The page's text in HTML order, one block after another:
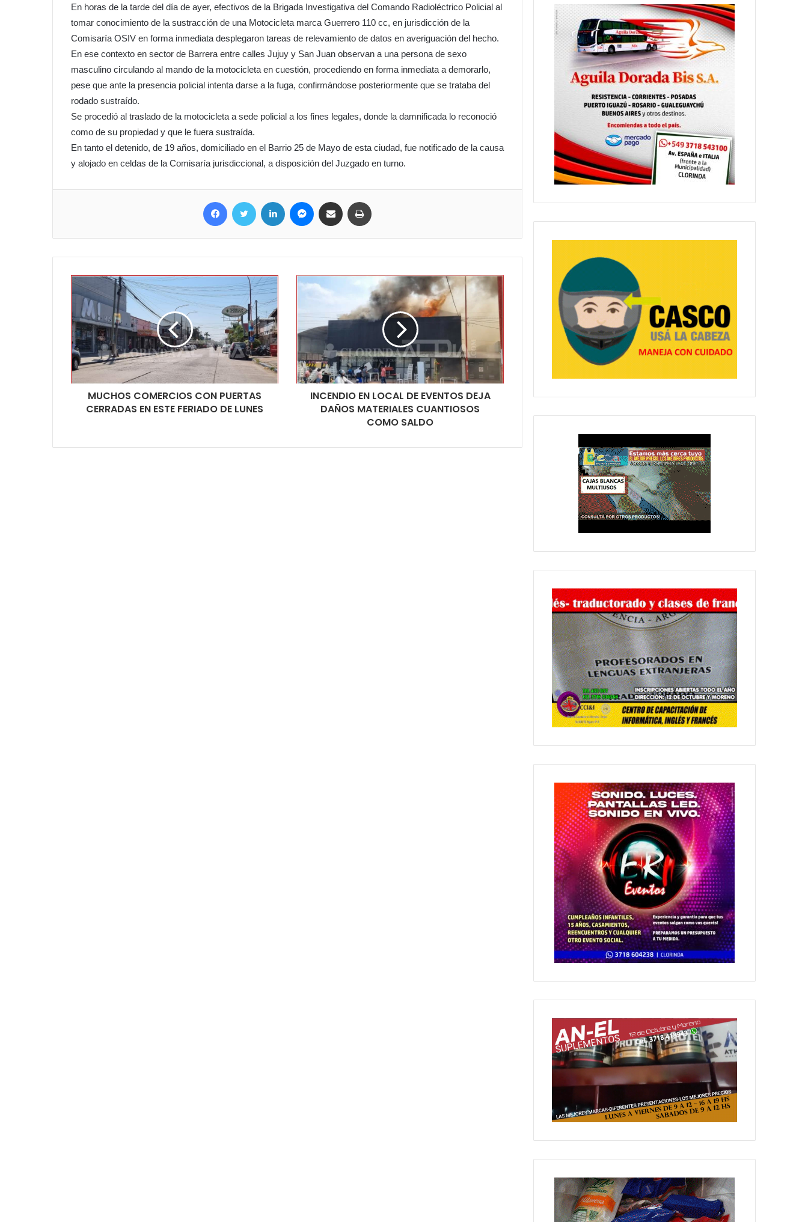
En horas de la tarde del día de ayer, efectivos de la Brigada Investigativa del Comando Radioléctrico Policial al
tomar conocimiento de la sustracción de una Motocicleta marca Guerrero 110 cc, en jurisdicción de la
Comisaría OSIV en forma inmediata desplegaron tareas de relevamiento de datos en averiguación del hecho.
En ese contexto en sector de Barrera entre calles Jujuy y San Juan observan a una persona de sexo
masculino circulando al mando de la motocicleta en cuestión, procediendo en forma inmediata a demorarlo,
pese que ante la presencia policial intenta darse a la fuga, confirmándose posteriormente que se trataba del
rodado sustraído.
Se procedió al traslado de la motocicleta a sede policial a los fines legales, donde la damnificada lo reconoció
como de su propiedad y que le fuera sustraída.
En tanto el detenido, de 19 años, domiciliado en el Barrio 25 de Mayo de esta ciudad, fue notificado de la causa
y alojado en celdas de la Comisaría jurisdiccional, a disposición del Juzgado en turno.
Facebook Twitter LinkedIn MessengerCompartir por correo electrónico
MUCHOS COMERCIOS CON PUERTAS
CERRADAS EN ESTE FERIADO DE LUNES
INCENDIO EN LOCAL DE EVENTOS DEJA
DAÑOS MATERIALES CUANTIOSOS
COMO SALDO